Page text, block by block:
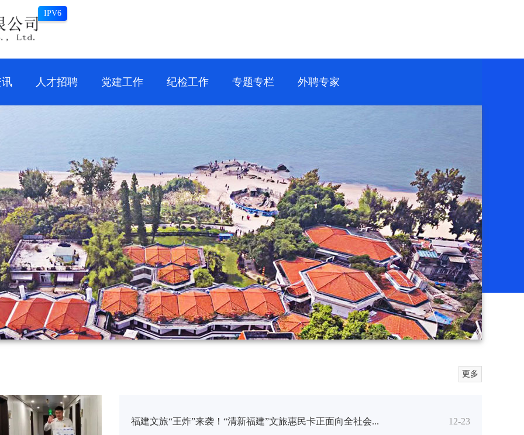
IPV6
人才招聘 党建工作 纪检工作 专题专栏 外聘专家
更多
12-23
福建文旅“王炸”来袭！“清新福建”文旅惠民卡正面向全社会...